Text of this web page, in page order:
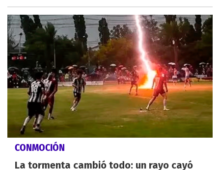
CONMOCIÓN
La tormenta cambió todo: un rayo cayó